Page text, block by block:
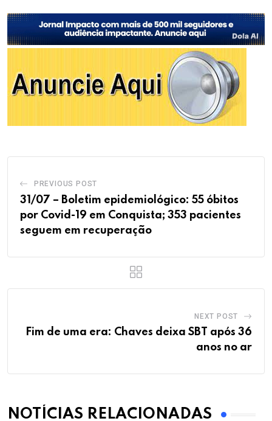
PREVIOUS POST
31/07 – Boletim epidemiológico: 55 óbitos
por Covid-19 em Conquista; 353 pacientes
seguem em recuperação
NEXT POST
Fim de uma era: Chaves deixa SBT após 36
anos no ar
NOTÍCIAS RELACIONADAS